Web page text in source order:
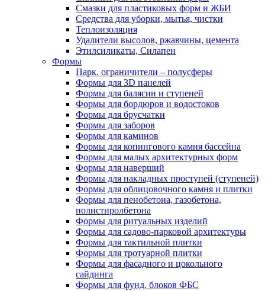
Смазки для пластиковых форм и ЖБИ
Средства для уборки, мытья, чистки
Теплоизоляция
Удалители высолов, ржавчины, цемента
Этилсиликаты, Силапен
Формы
Парк. ограничители – полусферы
Формы для 3D панелей
Формы для балясин и ступеней
Формы для бордюров и водостоков
Формы для брусчатки
Формы для заборов
Формы для каминов
Формы для копингового камня бассейна
Формы для малых архитектурных форм
Формы для наверший
Формы для накладных проступей (ступеней)
Формы для облицовочного камня и плитки
Формы для пенобетона, газобетона,
полистиролбетона
Формы для ритуальных изделий
Формы для садово-парковой архитектуры
Формы для тактильной плитки
Формы для тротуарной плитки
Формы для фасадного и цокольного
сайдинга
Формы для фунд. блоков ФБС